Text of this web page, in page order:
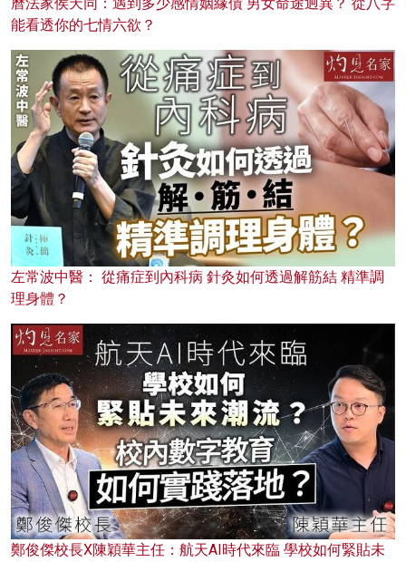
曆法家侯天同：遇到多少感情姻緣債 男女命途迥異？ 從八字
能看透你的七情六欲？
左常波中醫： 從痛症到內科病 針灸如何透過解筋結 精準調
理身體？
鄭俊傑校長X陳穎華主任：航天AI時代來臨 學校如何緊貼未